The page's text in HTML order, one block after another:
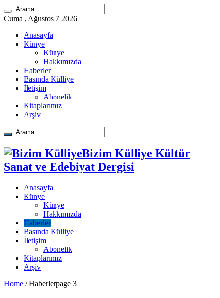
Cuma , Ağustos 7 2026
Anasayfa
Künye
Künye
Hakkımızda
Haberler
Basında Külliye
İletişim
Abonelik
Kitaplarımız
Arşiv
Bizim Külliye Kültür
Sanat ve Edebiyat Dergisi
Anasayfa
Künye
Künye
Hakkımızda
Haberler
Basında Külliye
İletişim
Abonelik
Kitaplarımız
Arşiv
Home / Haberlerpage 3